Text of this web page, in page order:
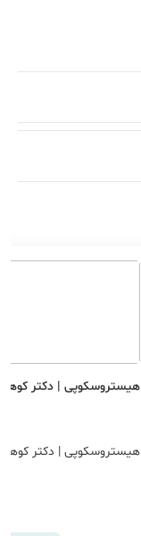
هیستروسکوپی | دکتر
هیستروسکوپی | دکتر